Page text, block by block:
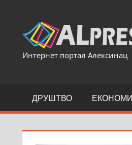
content
Интернет портал Алексинац
ДРУШТВО